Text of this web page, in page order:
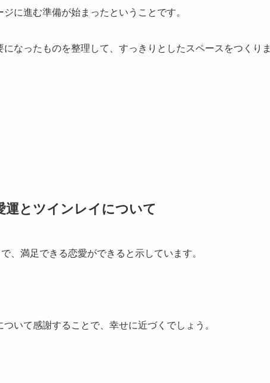
に進む準備が始まったということです。
なったものを整理して、すっきりとしたスペースをつくりま
運とツインレイについて
、満足できる恋愛ができると示しています。
いて感謝することで、幸せに近づくでしょう。